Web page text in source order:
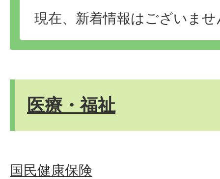
現在、新着情報はございませ
医療・福祉
国民健康保険